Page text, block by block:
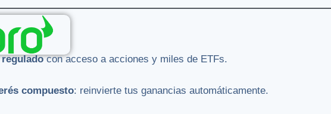
con acceso a acciones y miles de ETFs.
compuesto: reinvierte tus ganancias automáticamente.